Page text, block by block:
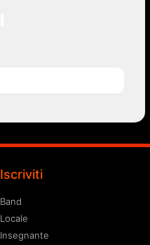
Iscriviti
Band
Locale
Insegnante